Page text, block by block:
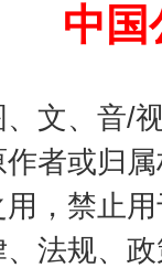
中国
、文、音/
者或归
，禁止
法规、